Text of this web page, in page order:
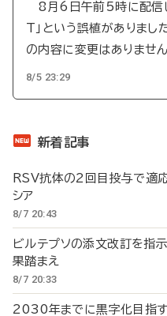
8月6日午前5時に配信
T」という誤植がありまし
の内容に変更はありません
8/5 23:29
新着記事
RSV抗体の2回目投与で
シア
8/7 20:43
ビルテプソの添文改訂を
果踏まえ
8/7 20:33
2030年までに黒字化目指